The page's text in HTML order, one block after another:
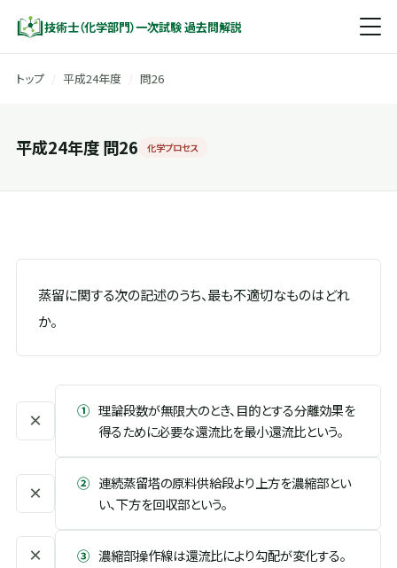
技術士（化学部門）一次試験 過去問解説
トップ 平成24年度 問26
平成24年度 問26 化学プロセス
蒸留に関する次の記述のうち、最も不適切なものはどれ
か。
× ① 理論段数が無限大のとき、目的とする分離効果を
得るために必要な還流比を最小還流比という。
× ② 連続蒸留塔の原料供給段より上方を濃縮部とい
い、下方を回収部という。
× ③ 濃縮部操作線は還流比により勾配が変化する。